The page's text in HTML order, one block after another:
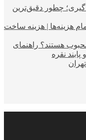
گیری؛ چطور دقیق‌ترین
هزینه‌ها | هزینه ساخت
هستند؟ راهنمای
نقره